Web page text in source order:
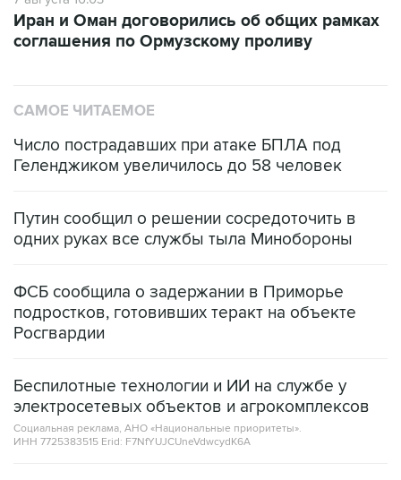
Иран и Оман договорились об общих рамках
соглашения по Ормузскому проливу
САМОЕ ЧИТАЕМОЕ
Число пострадавших при атаке БПЛА под
Геленджиком увеличилось до 58 человек
Путин сообщил о решении сосредоточить в
одних руках все службы тыла Минобороны
ФСБ сообщила о задержании в Приморье
подростков, готовивших теракт на объекте
Росгвардии
Беспилотные технологии и ИИ на службе у
электросетевых объектов и агрокомплексов
Социальная реклама, АНО «Национальные приоритеты».
ИНН 7725383515 Erid: F7NfYUJCUneVdwcydK6A